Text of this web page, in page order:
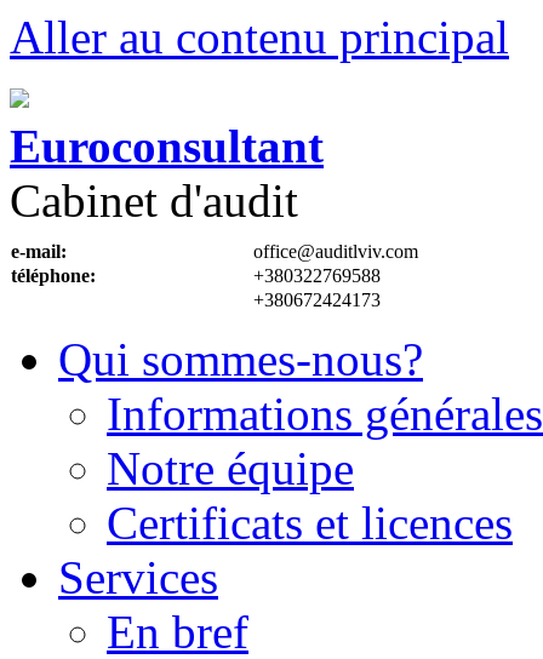
Aller au contenu principal
Euroconsultant
Cabinet d'audit
e-mail:
office@auditlviv.com
téléphone:
+380322769588
+380672424173
Qui sommes-nous?
Informations générales
Notre équipe
Certificats et licences
Services
En bref